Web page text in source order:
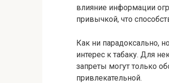
влияние информации
привычкой, что
Как ни парадоксально,
интерес к табаку. Для
запреты могут только
привлекательной.